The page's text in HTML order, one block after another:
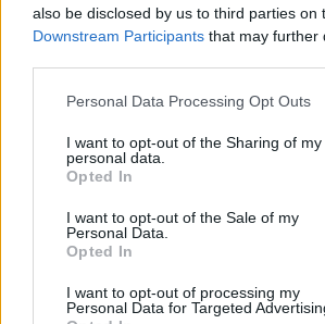
also be disclosed by us to third parties on
Downstream Participants that may further
Personal Data Processing Opt Outs
I want to opt-out of the Sharing of my
personal data.
Opted In
I want to opt-out of the Sale of my
Personal Data.
Opted In
I want to opt-out of processing my
Personal Data for Targeted
Infografía de Mi bebé y yo: consejos
el bebé deja el pañal
Conclusión